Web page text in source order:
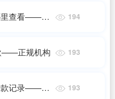
里查看——正
194
——正规机构 193
款记录——正
193